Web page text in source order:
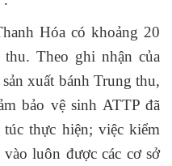
Hóa có khoảng 20
Theo ghi nhận của
xuất bánh Trung thu,
bảo vệ sinh ATTP đã
thực hiện; việc kiểm
luôn được các cơ sở